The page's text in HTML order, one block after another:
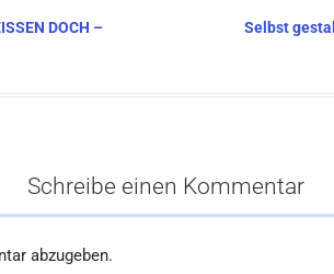
DOCH –
Selbst
Schreibe einen Kommentar
abzugeben.